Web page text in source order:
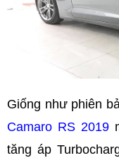
Giống như phiên
Camaro RS 2019
tăng áp